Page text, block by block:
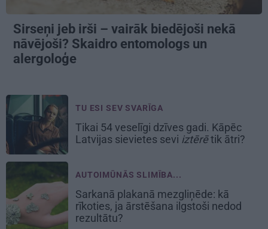
Sirseņi jeb irši – vairāk biedējoši nekā
nāvējoši? Skaidro entomologs un
alergoloģe
TU ESI SEV SVARĪGA
Tikai 54 veselīgi dzīves gadi. Kāpēc
Latvijas sievietes sevi iztērētik ātri?
AUTOIMŪNĀS SLIMĪBA...
Sarkanā plakanā mezgliņēde: kā
rīkoties, ja ārstēšana ilgstoši nedod
rezultātu?